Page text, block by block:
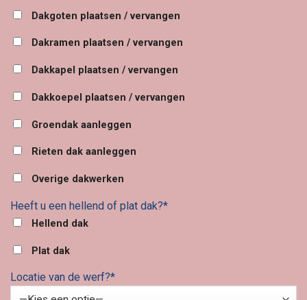
Dakgoten plaatsen / vervangen
Dakramen plaatsen / vervangen
Dakkapel plaatsen / vervangen
Dakkoepel plaatsen / vervangen
Groendak aanleggen
Rieten dak aanleggen
Overige dakwerken
Heeft u een hellend of plat dak?*
Hellend dak
Plat dak
Locatie van de werf?*